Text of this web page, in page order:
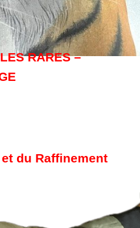
RARES –
du Raffinement